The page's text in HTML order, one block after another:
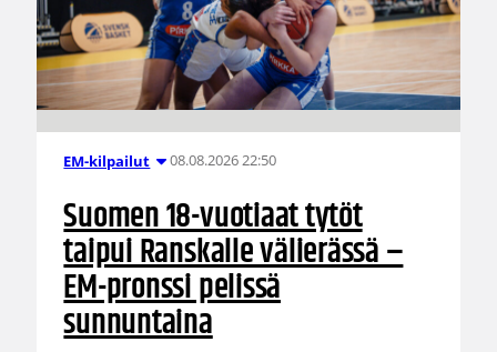
EM-kilpailut 08.08.2026 22:50
Suomen 18-vuotiaat tytöt
taipui Ranskalle välierässä –
EM-pronssi pelissä
sunnuntaina